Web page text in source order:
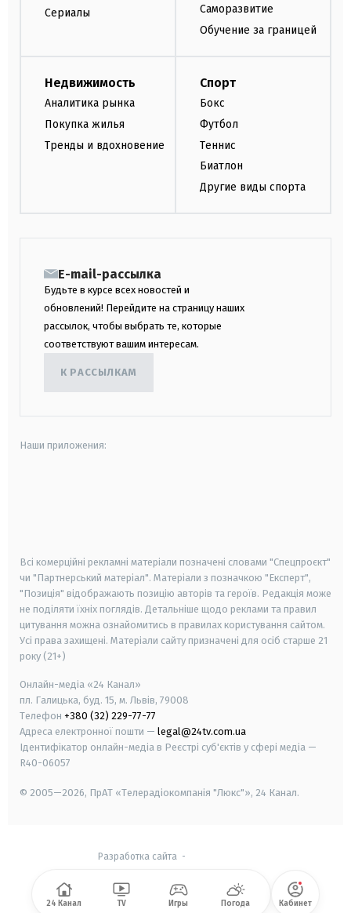
Сериалы
Саморазвитие
Обучение за границей
Недвижимость
Аналитика рынка
Покупка жилья
Тренды и вдохновение
Спорт
Бокс
Футбол
Теннис
Биатлон
Другие виды спорта
E-mail-рассылка
Будьте в курсе всех новостей и
обновлений! Перейдите на страницу наших
рассылок, чтобы выбрать те, которые
соответствуют вашим интересам.
К РАССЫЛКАМ
Наши приложения:
Всі комерційні рекламні матеріали позначені словами "Спецпроєкт"
чи "Партнерський матеріал". Матеріали з позначкою "Експерт",
"Позиція" відображають позицію авторів та героїв. Редакція може
не поділяти їхніх поглядів. Детальніше щодо реклами та правил
цитування можна ознайомитись в правилах користування сайтом.
Усі права захищені. Матеріали сайту призначені для осіб старше 21
року (21+)
Онлайн-медіа «24 Канал»
пл. Галицька, буд. 15, м. Львів, 79008
Телефон +380 (32) 229-77-77
Адреса електронної пошти — legal@24tv.com.ua
Ідентифікатор онлайн-медіа в Реєстрі суб'єктів у сфері медіа —
R40-06057
© 2005—2026, ПрАТ «Телерадіокомпанія "Люкс"», 24 Канал.
Разработка сайта -
24 Канал TV Игры Погода Кабинет